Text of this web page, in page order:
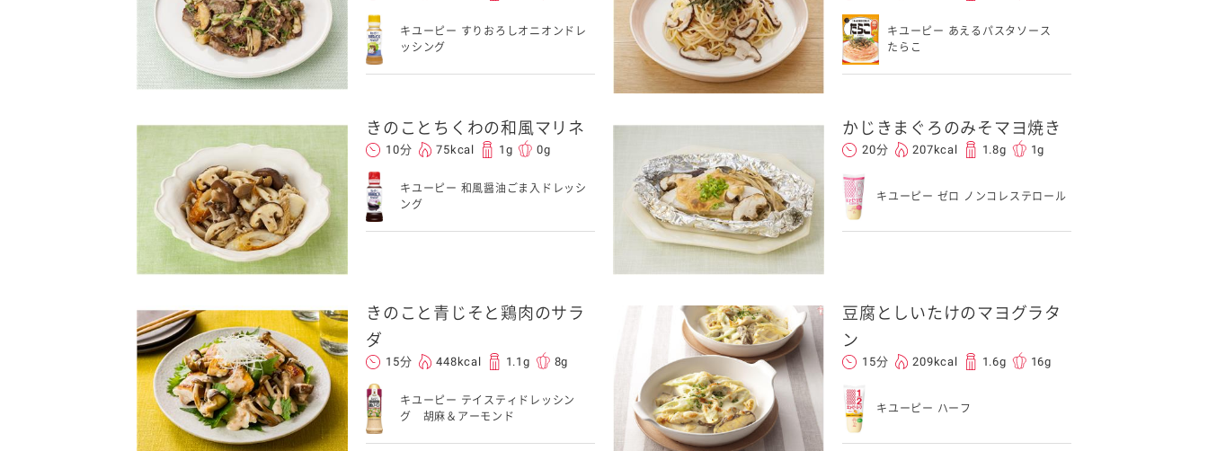
キユーピー すりおろしオニオンドレ
ッシング
キユーピー あえるパスタソース
たらこ
きのことちくわの和風マリネ
10分 75kcal 1g 0g
キユーピー 和風醤油ごま入ドレッシ
ング
かじきまぐろのみそマヨ焼き
20分 207kcal 1.8g 1g
キユーピー ゼロ ノンコレステロール
きのこと青じそと鶏肉のサラ
ダ
15分 448kcal 1.1g 8g
キユーピー テイスティドレッシン
グ 胡麻＆アーモンド
豆腐としいたけのマヨグラタ
ン
15分 209kcal 1.6g 16g
キユーピー ハーフ